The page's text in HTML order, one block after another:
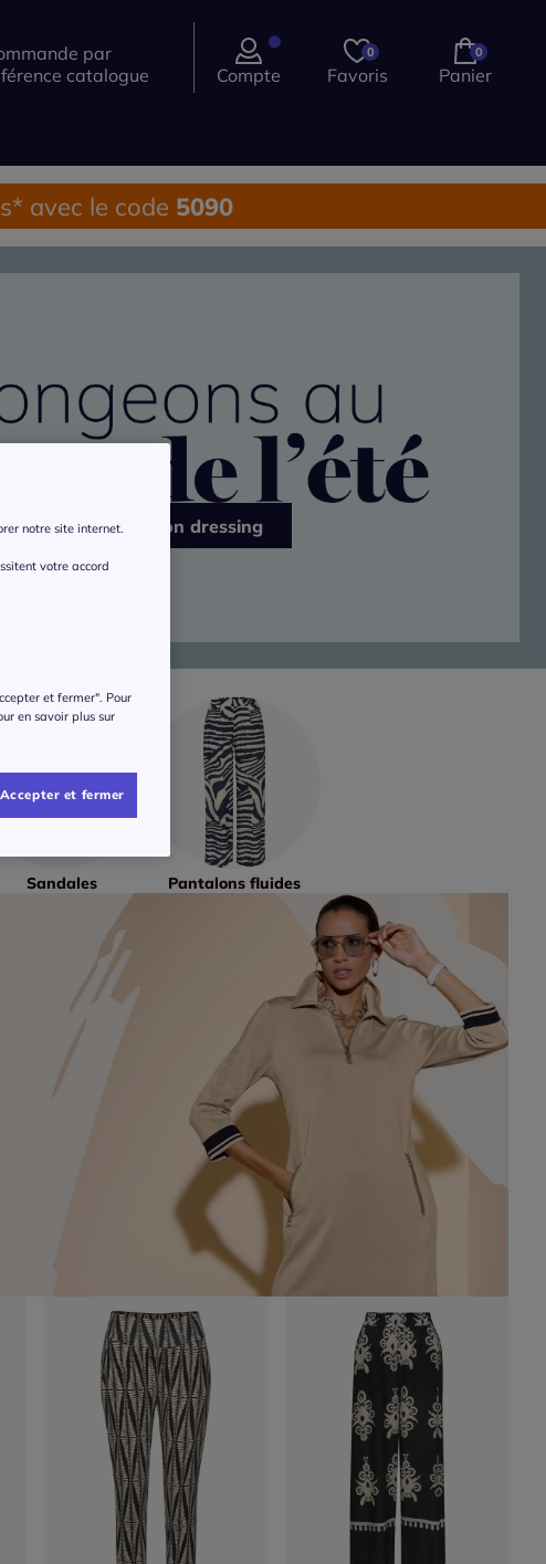
par
catalogue
Compte
0
Favoris
0
Panier
avec le code 5090
J’ensoleille mon dressing
Sandales Pantalons fluides
notre site internet.
votre accord
et fermer". Pour
en savoir plus sur
Accepter et fermer